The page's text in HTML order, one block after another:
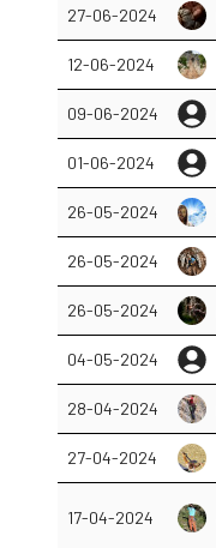
27-06-2024
12-06-2024
09-06-2024
01-06-2024
26-05-2024
26-05-2024
26-05-2024
04-05-2024
28-04-2024
27-04-2024
17-04-2024